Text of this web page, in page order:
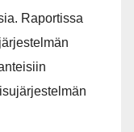
Raportissa